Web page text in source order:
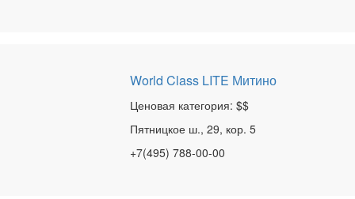
World Class LITE Митино
Ценовая категория: $$
Пятницкое ш., 29, кор. 5
+7(495) 788-00-00